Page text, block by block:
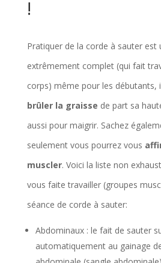
!
Pratiquer de la corde à sauter est
extrêmement complet (qui fait
corps) même pour les débutants,
brûler la graisse de part sa
aussi pour maigrir. Sachez
seulement vous pourrez vous
muscler. Voici la liste non
vous faite travailler (groupes
séance de corde à sauter:
Abdominaux : le fait de sauter
automatiquement au gainage